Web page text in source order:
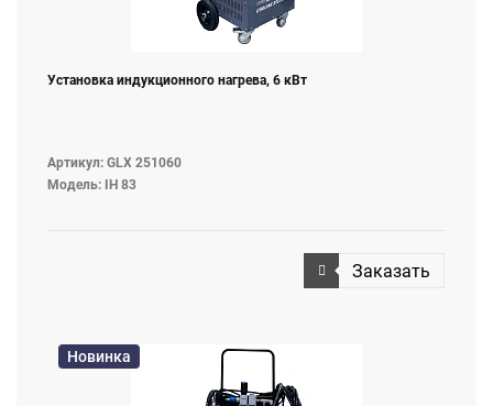
Установка индукционного нагрева, 6 кВт
Артикул: GLХ 251060
Модель: IH 83
Заказать
Новинка